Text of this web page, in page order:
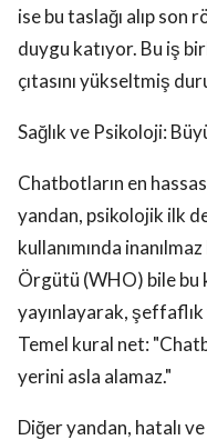
ise bu taslağı alıp son
duygu katıyor. Bu iş
çıtasını yükseltmiş
Sağlık ve Psikoloji:
Chatbotların en
yandan, psikolojik ilk
kullanımında
Örgütü (WHO) bile
yayınlayarak, şeffaflık
Temel kural net:
yerini asla alamaz."
Diğer yandan, hatalı